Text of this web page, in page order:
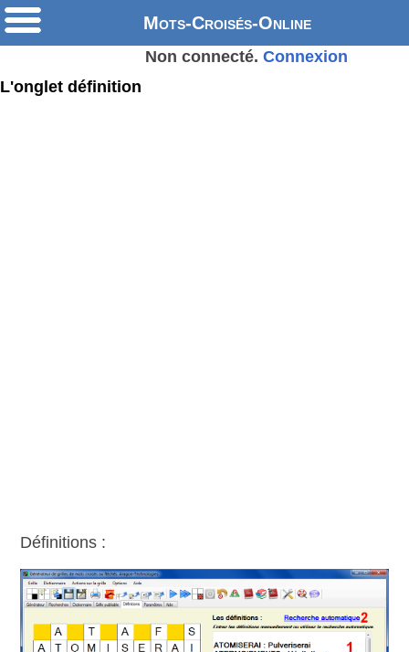
Mots-Croisés-Online
Non connecté. Connexion
L'onglet définition
Définitions :